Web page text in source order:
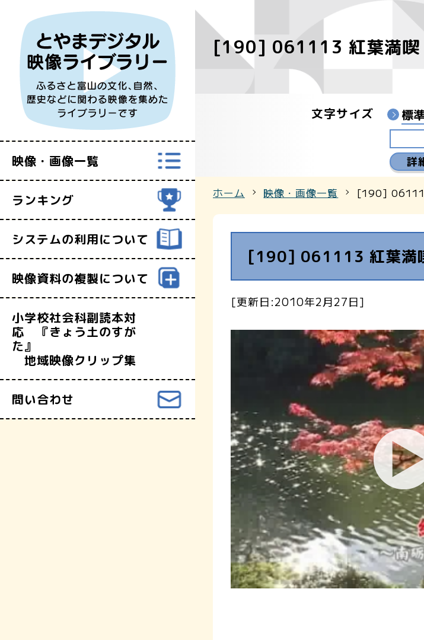
映像・画像一覧
すべての映像
富山県映像センターYouTubeチャンネル
ランキング
システムの利用について
映像資料の複製について
小学校社会科副読本対
応 『きょう土のすが
た』
地域映像クリップ集
問い合わせ
[190] 061113 紅葉満喫
文字サイズ 標準
詳
ホーム 映像・画像一覧 [190]
[190] 061113 紅葉満
[更新日:2010年2月27日]